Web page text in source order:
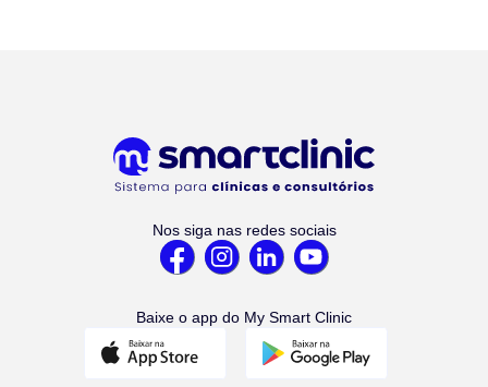
Nos siga nas redes sociais
Baixe o app do My Smart Clinic